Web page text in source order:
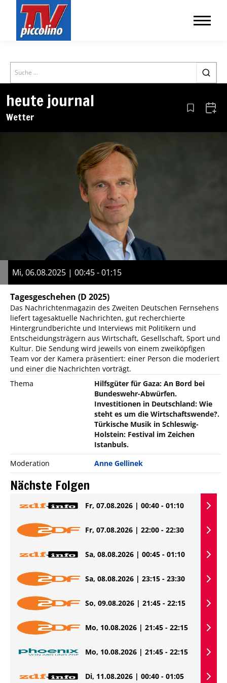
Search
heute journal
Wetter Aus den
Mi, 06.08.2025 | 00:45 - 01:15
Tagesgeschehen (D 2025)
Das Nachrichtenmagazin des Zweiten Deutschen Fernsehens
liefert tagesaktuelle Nachrichten, gut recherchierte
Hintergrundberichte und Interviews mit Politikern und
Entscheidungsträgern aus Wirtschaft, Gesellschaft, Sport und
Kultur. Die Sendung wird jeweils von einem zweiköpfigen
Team vor der Kamera präsentiert: einer Person die moderiert
und einer die Nachrichten vorträgt.
Thema
Hilfsgüter für Gaza: An Bord bei
Bundeswehr-Abwürfen.
Investitionen in Deutschland: Wie
steht es um die Wirtschaftswende?.
Türkische Musik in Schleswig-
Holstein: Festival im Zeichen
Istanbuls.
Moderation
Anne Gellinek
Nächste Folgen
Fr, 07.08.2026 | 00:40 - 01:10
Fr, 07.08.2026 | 22:00 - 22:30
Sa, 08.08.2026 | 00:45 - 01:10
Sa, 08.08.2026 | 23:15 - 23:30
So, 09.08.2026 | 21:45 - 22:15
Mo, 10.08.2026 | 21:45 - 22:15
Mo, 10.08.2026 | 21:45 - 22:15
Di, 11.08.2026 | 00:40 - 01:05